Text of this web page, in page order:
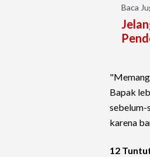
Baca
Bapak
sebelum-
karena
12